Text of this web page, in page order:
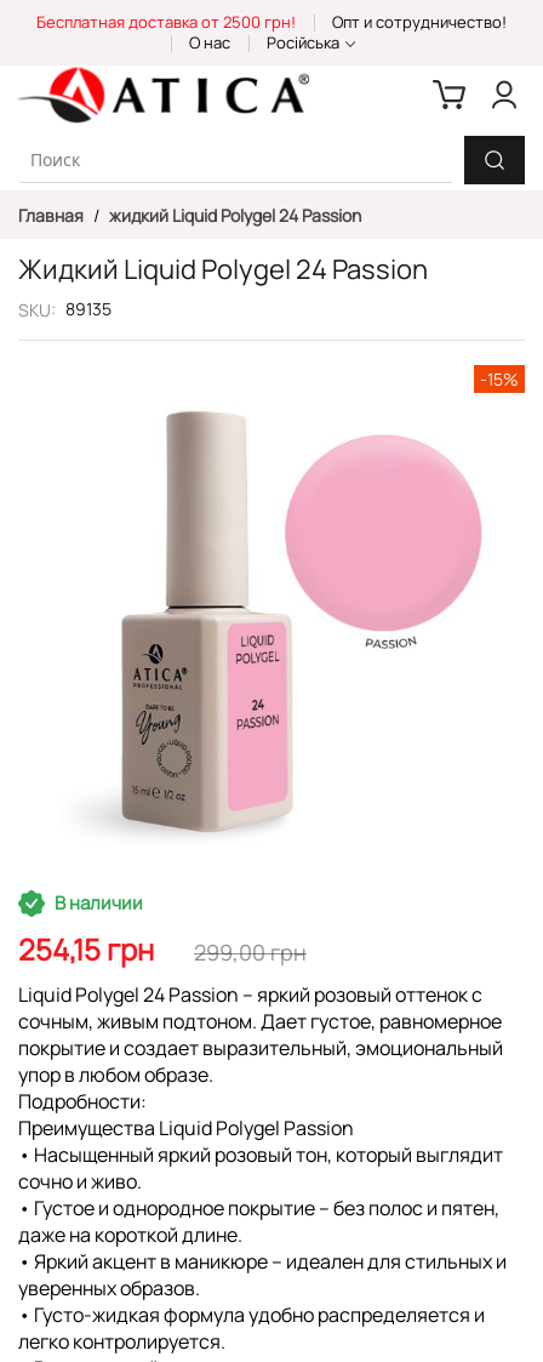
Content
Бесплатная доставка от 2500 грн!
Опт и сотрудничество!
О нас
Російська
Главная жидкий Liquid Polygel 24 Passion
Жидкий Liquid Polygel 24 Passion
SKU 89135
Перейти
к
началу
галереи
изображений
-15%
В наличии
254,15 грн 299,00 грн
Liquid Polygel 24 Passion – яркий розовый оттенок с
сочным, живым подтоном. Дает густое, равномерное
покрытие и создает выразительный, эмоциональный
упор в любом образе.
Подробности:
Преимущества Liquid Polygel Passion
• Насыщенный яркий розовый тон, который выглядит
сочно и живо.
• Густое и однородное покрытие – без полос и пятен,
даже на короткой длине.
• Яркий акцент в маникюре – идеален для стильных и
уверенных образов.
• Густо-жидкая формула удобно распределяется и
легко контролируется.